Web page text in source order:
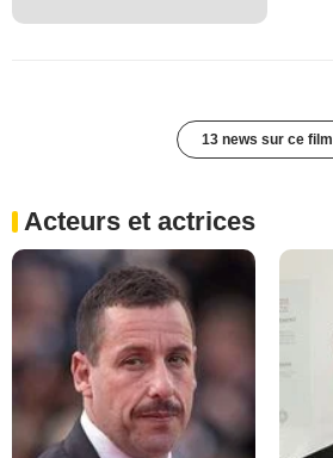
13 news sur ce film
Acteurs et actrices